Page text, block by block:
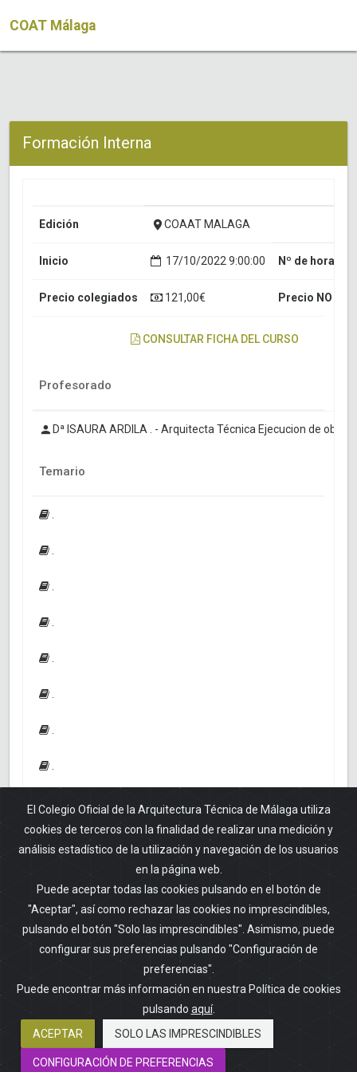
COAT Málaga
Formación Interna
Edición COAAT MALAGA
Inicio 17/10/2022 9:00:00 Nº de horas
Precio colegiados 121,00€ Precio NO
CONSULTAR FICHA DEL CURSO
Profesorado
Dª ISAURA ARDILA . - Arquitecta Técnica Ejecucion de obras.
Temario
.
.
.
Finalizado el periodo de inscripción
El Colegio Oficial de la Arquitectura Técnica de Málaga utiliza
cookies de terceros con la finalidad de realizar una medición y
análisis estadístico de la utilización y navegación de los usuarios
en la página web.
Puede aceptar todas las cookies pulsando en el botón de
"Aceptar", así como rechazar las cookies no imprescindibles,
pulsando el botón "Solo las imprescindibles". Asimismo, puede
configurar sus preferencias pulsando "Configuración de
preferencias".
Puede encontrar más información en nuestra Política de cookies
pulsando aquí.
ACEPTAR
SOLO LAS IMPRESCINDIBLES
CONFIGURACIÓN DE PREFERENCIAS